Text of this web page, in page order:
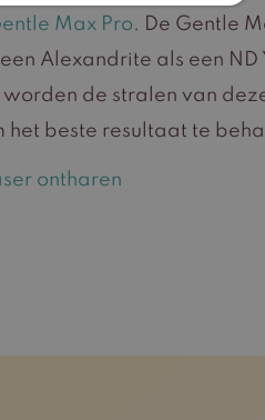
Max Pro. De Gentle
Alexandrite als een ND
de stralen van
het beste resultaat te
ontharen